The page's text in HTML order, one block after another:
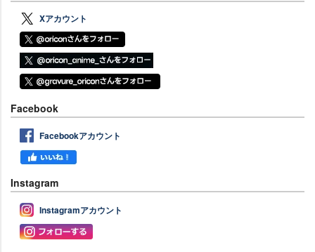
Xアカウント
Facebook
Facebookアカウント
Instagram
Instagramアカウント